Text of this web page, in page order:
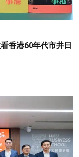
香港60年代市井日